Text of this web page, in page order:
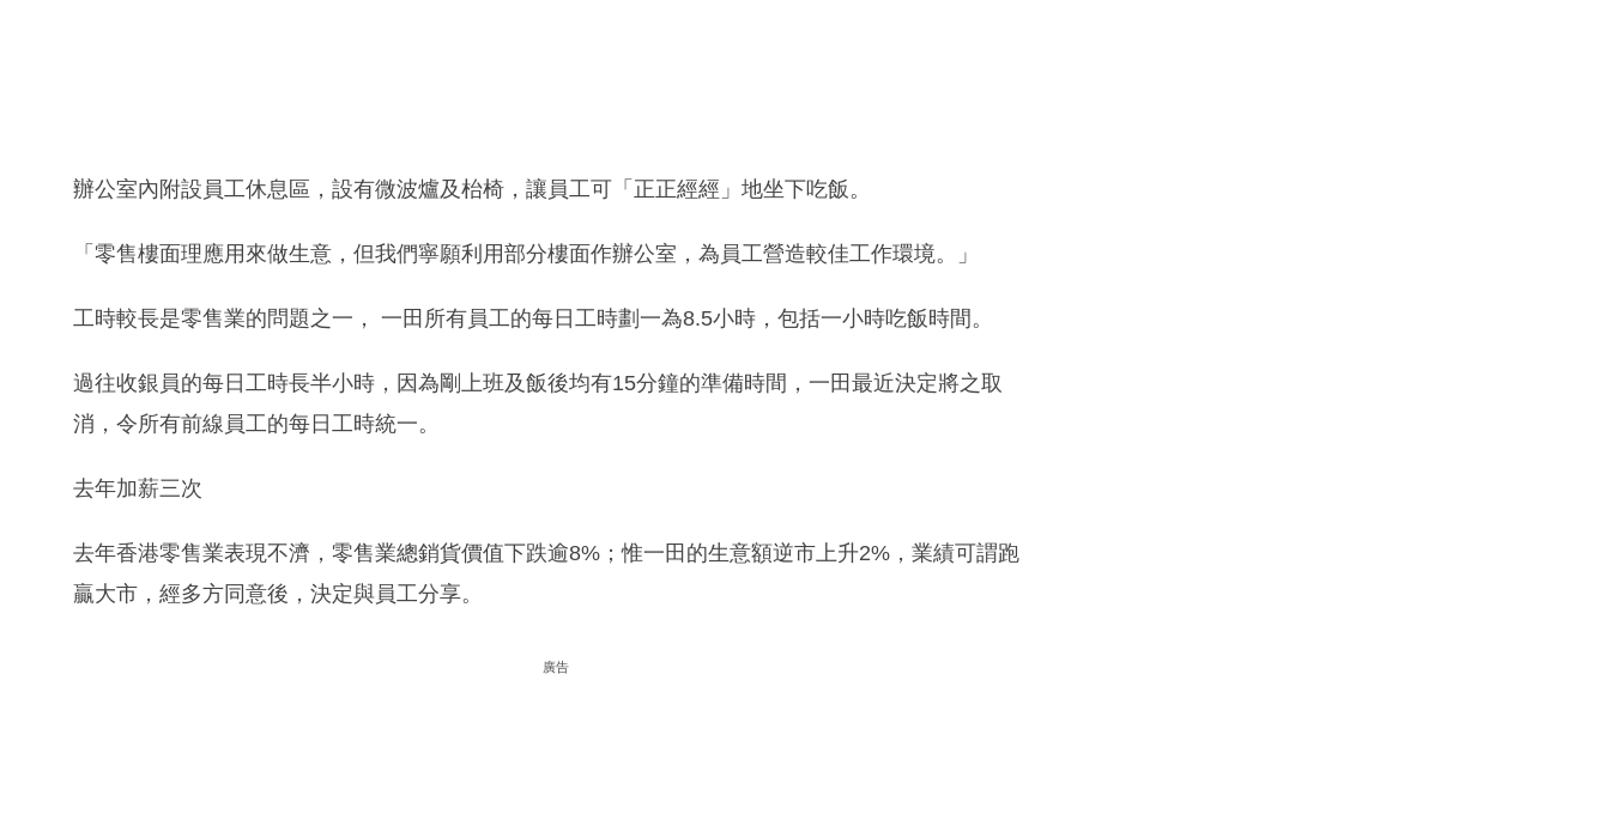
辦公室內附設員工休息區，設有微波爐及枱椅，讓員工可「正正經經」地坐下吃飯。
「零售樓面理應用來做生意，但我們寧願利用部分樓面作辦公室，為員工營造較佳工作環境。」
工時較長是零售業的問題之一， 一田所有員工的每日工時劃一為8.5小時，包括一小時吃飯時間。
過往收銀員的每日工時長半小時，因為剛上班及飯後均有15分鐘的準備時間，一田最近決定將之取
消，令所有前線員工的每日工時統一。
去年加薪三次
去年香港零售業表現不濟，零售業總銷貨價值下跌逾8%；惟一田的生意額逆市上升2%，業績可謂跑
贏大市，經多方同意後，決定與員工分享。
廣告